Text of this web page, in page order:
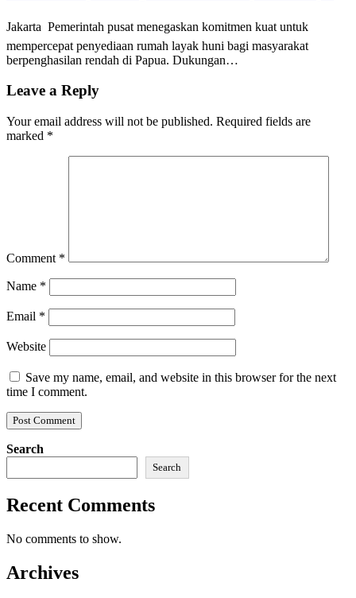
Jakarta  Pemerintah pusat menegaskan komitmen kuat untuk
mempercepat penyediaan rumah layak huni bagi masyarakat
berpenghasilan rendah di Papua. Dukungan…
Leave a Reply
Your email address will not be published. Required fields are
marked *
Comment *
Name *
Email *
Website
Save my name, email, and website in this browser for the next
time I comment.
Search
Search
Recent Comments
No comments to show.
Archives